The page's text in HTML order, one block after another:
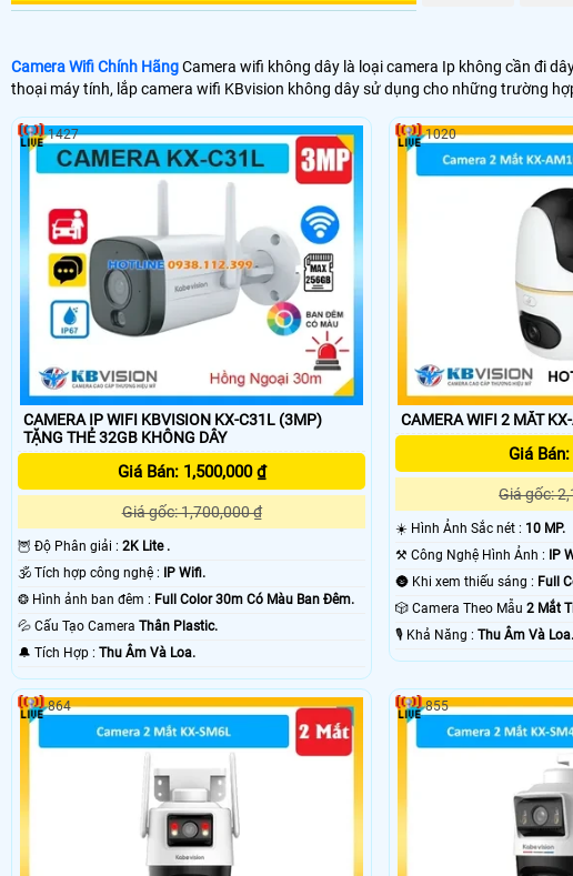
🔊 Lắp Camera 360 Thông Minh
🌟️ Thị trường camera có rất nhiều thương hiệu khác nhau. giá của camera wifi
camera. Bạn không thể so sánh camera wifi KBvision trên mạng xã hội với
khách hàng 🌀
Camera Wifi Chính HãngCamera wifi không dây là loại camera Ip không cần đi
thoại máy tính, lắp camera wifi KBvision không dây sử dụng cho những trường
CAMERA IP WIFI KBVISION KX-C31L (3MP)
TẶNG THẺ 32GB KHÔNG DÂY
Giá Bán: 1,500,000 ₫
Giá gốc: 1,700,000 ₫
🦉 Độ Phân giải : 2K Lite .
🕉️ Tích hợp công nghệ :
IP Wifi.
❂ Hình ảnh ban đêm : Full Color 30m Có Màu Ban Ðêm.
💦 Cấu Tạo Camera Thân Plastic.
️🔔 Tích Hợp : Thu Âm Và Loa.
1427
Giá Bán:
Giá gốc:
☀️ Hình Ảnh Sắc nét : 10 MP.
⚒ Công Nghệ Hình Ảnh :
IP
🌚 Khi xem thiếu sáng : Full
🎲 Camera Theo Mẫu 2 Mắt
️🎙 Khả Năng : Thu Âm Và Loa.
1020
864 855